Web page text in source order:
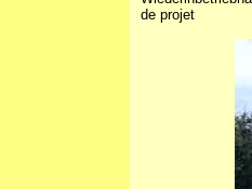
de projet